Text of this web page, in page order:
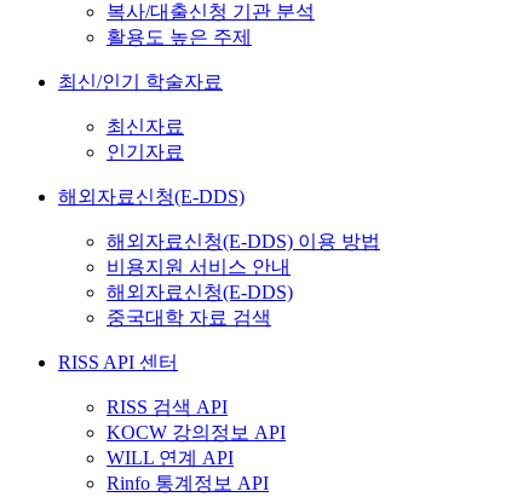
복사/대출신청 기관 분석
활용도 높은 주제
최신/인기 학술자료
최신자료
인기자료
해외자료신청(E-DDS)
해외자료신청(E-DDS) 이용 방법
비용지원 서비스 안내
해외자료신청(E-DDS)
중국대학 자료 검색
RISS API 센터
RISS 검색 API
KOCW 강의정보 API
WILL 연계 API
Rinfo 통계정보 API